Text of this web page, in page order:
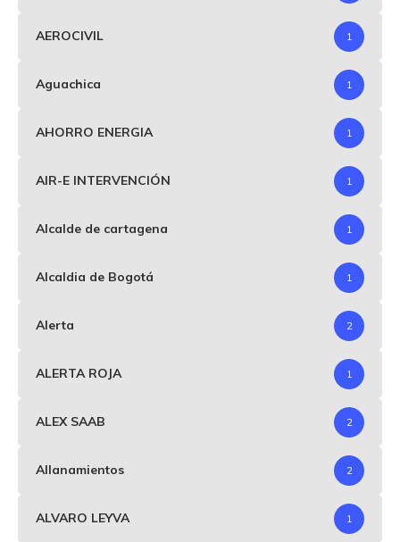
AEROCIVIL 1
Aguachica 1
AHORRO ENERGIA 1
AIR-E INTERVENCIÓN 1
Alcalde de cartagena 1
Alcaldia de Bogotá 1
Alerta 2
ALERTA ROJA 1
ALEX SAAB 2
Allanamientos 2
ALVARO LEYVA 1